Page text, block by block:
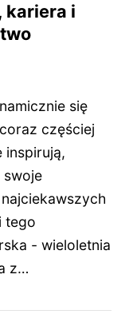
kariera i
się
częściej
inspirują,
swoje
tego
- wieloletnia
z…